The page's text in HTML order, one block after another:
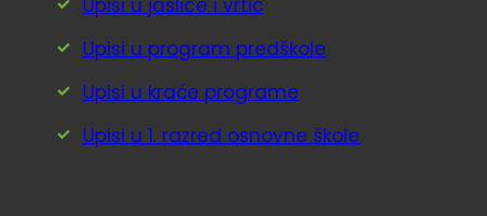
Upisi u jaslice i vrtić
Upisi u program predškole
Upisi u kraće programe
Upisi u 1. razred osnovne škole